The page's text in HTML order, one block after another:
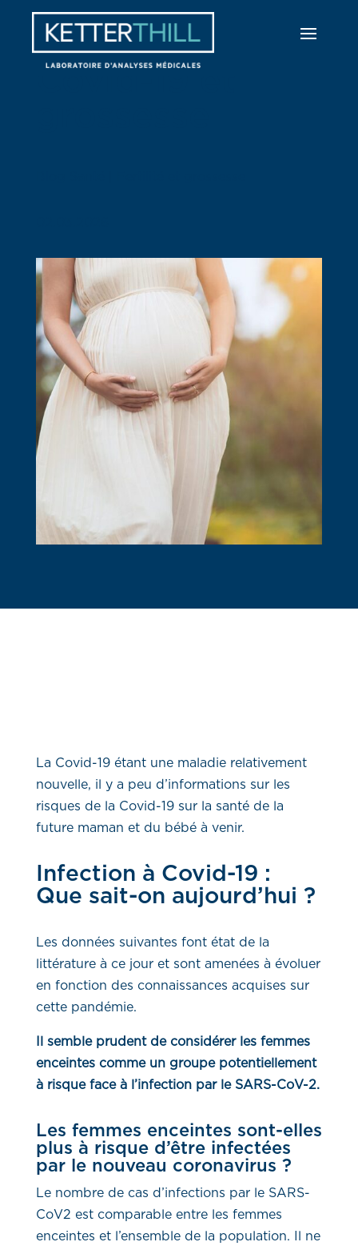
La Covid-19 étant une maladie relativement
nouvelle, il y a peu d’informations sur les
risques de la Covid-19 sur la santé de la
future maman et du bébé à venir.
Infection à Covid-19 :
Que sait-on aujourd’hui ?
Les données suivantes font état de la
littérature à ce jour et sont amenées à évoluer
en fonction des connaissances acquises sur
cette pandémie.
Il semble prudent de considérer les femmes
enceintes comme un groupe potentiellement
à risque face à l’infection par le SARS-CoV-2.
Les femmes enceintes sont-elles
plus à risque d’être infectées
par le nouveau coronavirus ?
Le nombre de cas d’infections par le SARS-
CoV2 est comparable entre les femmes
enceintes et l’ensemble de la population. Il ne